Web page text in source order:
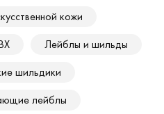
кожи
Лейблы и шильды
шильдики
лейблы